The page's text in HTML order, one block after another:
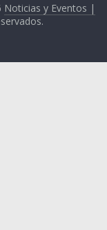
Noticias y Eventos |